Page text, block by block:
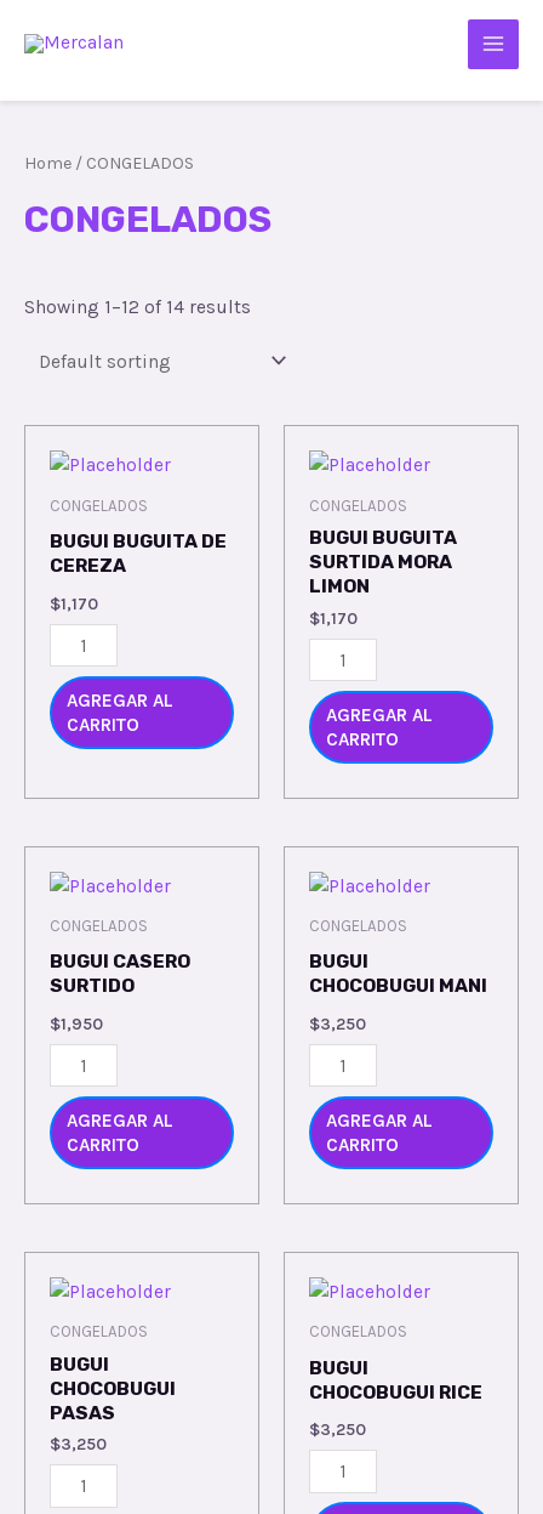
Home / CONGELADOS
CONGELADOS
Showing 1–12 of 14 results
CONGELADOS
BUGUI BUGUITA DE
CEREZA
$1,170
AGREGAR AL
CARRITO
CONGELADOS
BUGUI BUGUITA
SURTIDA MORA
LIMON
$1,170
AGREGAR AL
CARRITO
CONGELADOS
BUGUI CASERO
SURTIDO
$1,950
AGREGAR AL
CARRITO
CONGELADOS
BUGUI
CHOCOBUGUI MANI
$3,250
AGREGAR AL
CARRITO
CONGELADOS
BUGUI
CHOCOBUGUI
PASAS
$3,250
CONGELADOS
BUGUI
CHOCOBUGUI RICE
$3,250